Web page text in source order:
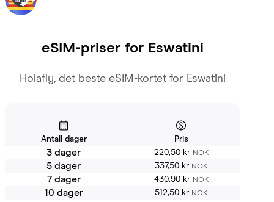
eSIM-priser for Eswatini
Holafly, det beste eSIM-kortet for Eswatini
Antall dager Pris
3 dager 220,50 kr NOK
5 dager 337,50 kr NOK
7 dager 430,90 kr NOK
10 dager 512,50 kr NOK